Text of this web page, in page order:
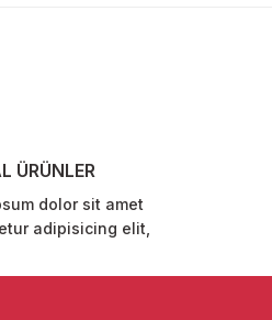
ÜRÜNLER
dolor sit amet
adipisicing elit,